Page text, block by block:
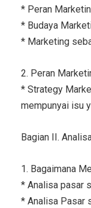
* Peran
* Budaya
* Marketing
2. Peran
* Strategy
mempunyai isu
Bagian II.
1. Bagaimana
* Analisa pasar
* Analisa Pasar